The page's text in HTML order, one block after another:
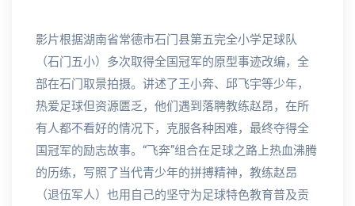
影片根据湖南省常德市石门县第五完全小学足球队
（石门五小）多次取得全国冠军的原型事迹改编，全
部在石门取景拍摄。讲述了王小奔、邱飞宇等少年，
热爱足球但资源匮乏，他们遇到落聘教练赵昂，在所
有人都不看好的情况下，克服各种困难，最终夺得全
国冠军的励志故事。“飞奔”组合在足球之路上热血沸腾
的历练，写照了当代青少年的拼搏精神，教练赵昂
（退伍军人）也用自己的坚守为足球特色教育普及贡